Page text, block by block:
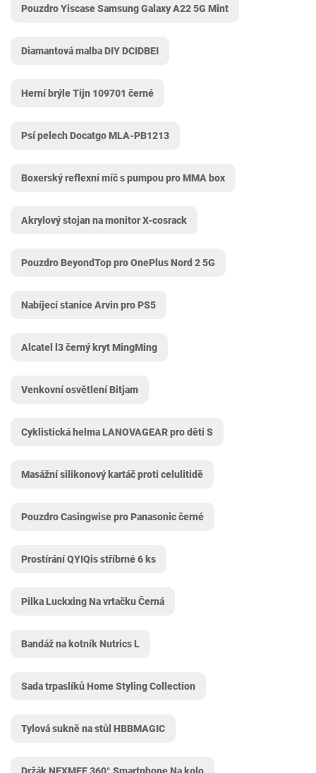
Pouzdro Yiscase Samsung Galaxy A22 5G Mint
Diamantová malba DIY DCIDBEI
Herní brýle Tijn 109701 černé
Psí pelech Docatgo ‎MLA-PB1213
Boxerský reflexní míč s pumpou pro MMA box
Akrylový stojan na monitor X-cosrack
Pouzdro BeyondTop pro OnePlus Nord 2 5G
Nabíjecí stanice Arvin pro PS5
Alcatel l3 černý kryt MingMing
Venkovní osvětlení Bitjam
Cyklistická helma LANOVAGEAR pro děti S
Masážní silikonový kartáč proti celulitidě
Pouzdro Casingwise pro Panasonic černé
Prostírání QYIQis stříbrné 6 ks
Pilka Luckxing Na vrtačku Černá
Bandáž na kotník Nutrics L
Sada trpaslíků Home Styling Collection
Tylová sukně na stůl HBBMAGIC